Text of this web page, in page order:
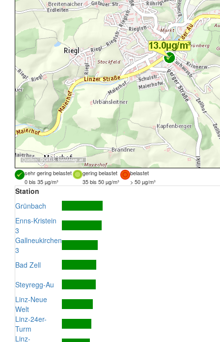
Quellen: DORIS,basemap.at
sehr gering belastet gering belastet
belastet
0 bis 35 µg/m³
35 bis 50 µg/m³ > 50 µg/m³
Station
Grünbach
Enns-Kristein
3
Gallneukirchen
3
Bad Zell
Steyregg-Au
Linz-Neue
Welt
Linz-24er-
Turm
Linz-